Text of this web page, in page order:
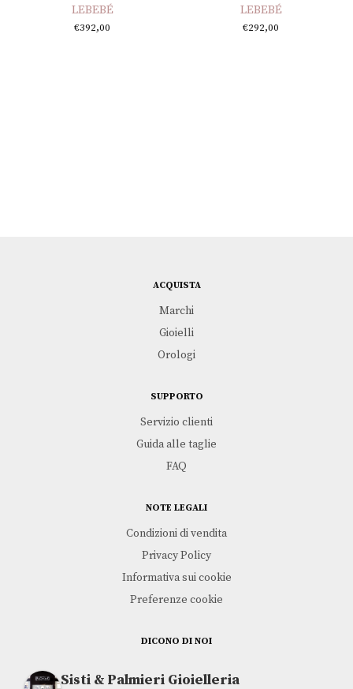
LEBEBÉ
€392,00
LEBEBÉ
€292,00
ACQUISTA
Marchi
Gioielli
Orologi
SUPPORTO
Servizio clienti
Guida alle taglie
FAQ
NOTE LEGALI
Condizioni di vendita
Privacy Policy
Informativa sui cookie
Preferenze cookie
DICONO DI NOI
Sisti & Palmieri Gioielleria